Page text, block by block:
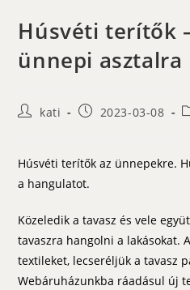
Húsvéti terítők
ünnepi asztalra
Postkati
Post2023-03-08
Húsvéti terítők az ünnepekre.
a hangulatot.
Közeledik a tavasz és vele
tavaszra hangolni a lakásokat.
textileket, lecseréljük a tavasz
Webáruházunkba ráadásul új